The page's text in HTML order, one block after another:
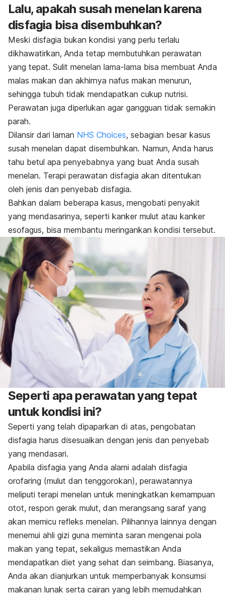
Lalu, apakah susah menelan karena
disfagia bisa disembuhkan?
Meski disfagia bukan kondisi yang perlu terlalu
dikhawatirkan, Anda tetap membutuhkan perawatan
yang tepat. Sulit menelan lama-lama bisa membuat Anda
malas makan dan akhirnya nafus makan menurun,
sehingga tubuh tidak mendapatkan cukup nutrisi.
Perawatan juga diperlukan agar gangguan tidak semakin
parah.
Dilansir dari laman NHS Choices, sebagian besar kasus
susah menelan dapat disembuhkan. Namun, Anda harus
tahu betul apa penyebabnya yang buat Anda susah
menelan. Terapi perawatan disfagia akan ditentukan
oleh jenis dan penyebab disfagia.
Bahkan dalam beberapa kasus, mengobati penyakit
yang mendasarinya, seperti kanker mulut atau kanker
esofagus, bisa membantu meringankan kondisi tersebut.
Seperti apa perawatan yang tepat
untuk kondisi ini?
Seperti yang telah dipaparkan di atas, pengobatan
disfagia harus disesuaikan dengan jenis dan penyebab
yang mendasari.
Apabila disfagia yang Anda alami adalah disfagia
orofaring (mulut dan tenggorokan), perawatannya
meliputi terapi menelan untuk meningkatkan kemampuan
otot, respon gerak mulut, dan merangsang saraf yang
akan memicu refleks menelan. Pilihannya lainnya dengan
menemui ahli gizi guna meminta saran mengenai pola
makan yang tepat, sekaligus memastikan Anda
mendapatkan diet yang sehat dan seimbang. Biasanya,
Anda akan dianjurkan untuk memperbanyak konsumsi
makanan lunak serta cairan yang lebih memudahkan